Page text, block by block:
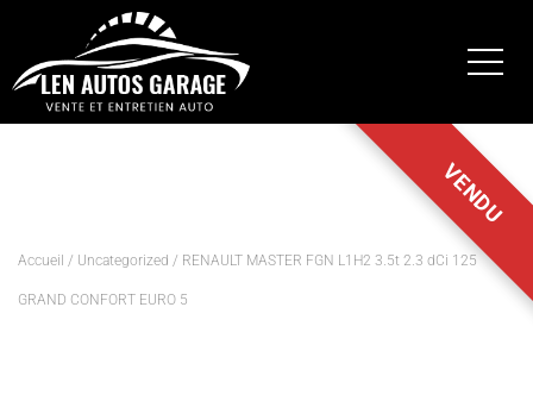
Accueil / Uncategorized / RENAULT MASTER FGN L1H2 3.5t 2.3 dCi 125
GRAND CONFORT EURO 5